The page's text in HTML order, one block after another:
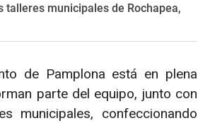
talleres municipales de Rochapea,
de Pamplona está en plena
parte del equipo, junto con
municipales, confeccionando